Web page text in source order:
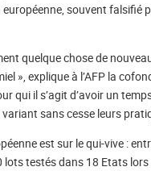
européenne, souvent falsifié
quelque chose de
», explique à l’AFP la
qui il s’agit d’avoir un
sans cesse leurs
est sur le qui-vive :
lots testés dans 18 Etats lors